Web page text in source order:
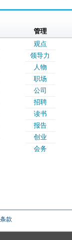
管理
观点
领导力
人物
职场
公司
招聘
读书
报告
创业
会务
款